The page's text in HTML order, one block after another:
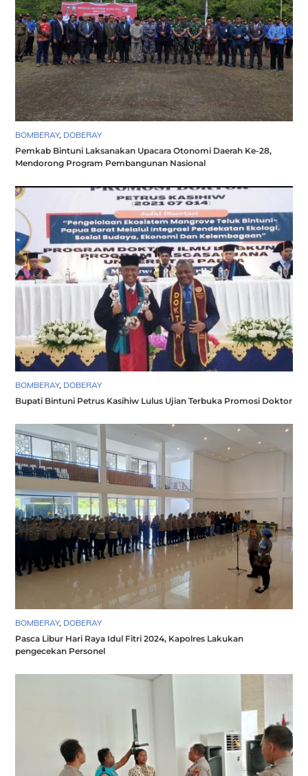
BOMBERAY, DOBERAY
Pemkab Bintuni Laksanakan Upacara Otonomi Daerah Ke-28,
Mendorong Program Pembangunan Nasional
BOMBERAY, DOBERAY
Bupati Bintuni Petrus Kasihiw Lulus Ujian Terbuka Promosi Doktor
BOMBERAY, DOBERAY
Pasca Libur Hari Raya Idul Fitri 2024, Kapolres Lakukan
pengecekan Personel